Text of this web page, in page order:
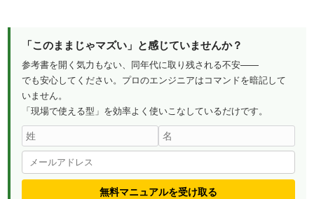
「このままじゃマズい」と感じていませんか？
参考書を開く気力もない、同年代に取り残される不安——
でも安心してください。プロのエンジニアはコマンドを暗記して
いません。
「現場で使える型」を効率よく使いこなしているだけです。
無料マニュアルを受け取る